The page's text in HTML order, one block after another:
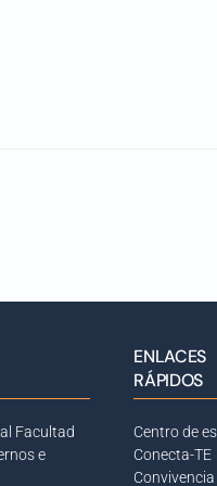
Facultad
e
ENLACES
RÁPIDOS
Centro de
Conecta-TE